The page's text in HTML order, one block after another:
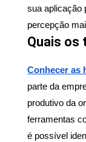
sua aplicação
percepção
Quais os
Conhecer as
parte da
produtivo da
ferramentas
é possível